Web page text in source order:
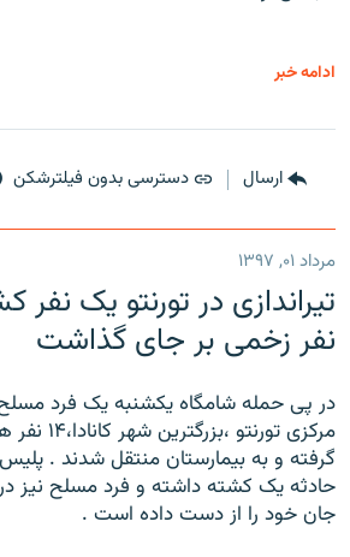
ادامه خبر
ارسال دسترسی بدون فیلترشکن
مرداد ۰۱, ۱۳۹۷
نفر زخمی بر جای گذاشت
در پی حمله شامگاه یکشنبه یک فرد
مرکزی تورنتو
گرفته و به بیمارستان منتقل شدند .
حادثه یک کشته داشته و فرد مسلح نیز
جان خود را از دست داده است .